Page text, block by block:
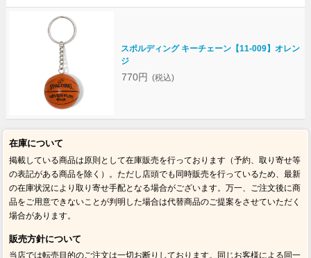
スポルディング キーチェーン【11-009】オレン
ジ
770円 (税込)
在庫について
掲載している商品は原則として在庫販売を行っております（予約、取り寄せ等
の表記がある商品を除く）。ただし店頭でも同時販売を行っているため、最新
の在庫状況により取り寄せ手配となる場合がございます。万一、ご注文後に商
品をご用意できないことが判明した場合は代替商品のご提案をさせていただく
場合があります。
販売方針について
当店では転売目的のご注文は一切お断りしております。同じお客様による同一